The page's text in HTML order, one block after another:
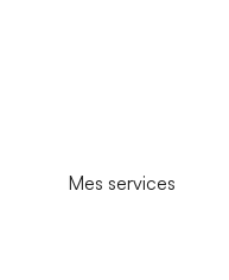
Mes services